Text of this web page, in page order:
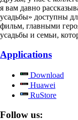
я вам давно
усадьбы» доступны
фильм, главными
усадьбы и семьи,
Applications
Download
Huawei
RuStore
Follow us: